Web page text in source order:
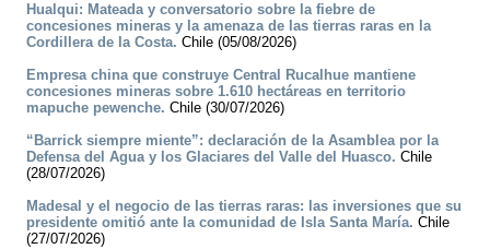
Hualqui: Mateada y conversatorio sobre la fiebre de
concesiones mineras y la amenaza de las tierras raras en la
Cordillera de la Costa. Chile (05/08/2026)
Empresa china que construye Central Rucalhue mantiene
concesiones mineras sobre 1.610 hectáreas en territorio
mapuche pewenche. Chile (30/07/2026)
“Barrick siempre miente”: declaración de la Asamblea por la
Defensa del Agua y los Glaciares del Valle del Huasco. Chile
(28/07/2026)
Madesal y el negocio de las tierras raras: las inversiones que su
presidente omitió ante la comunidad de Isla Santa María. Chile
(27/07/2026)